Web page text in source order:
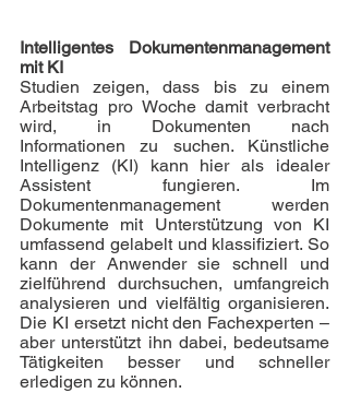
Intelligentes Dokumentenmanagement
mit KI
Studien zeigen, dass bis zu einem
Arbeitstag pro Woche damit verbracht
wird, in Dokumenten nach
Informationen zu suchen. Künstliche
Intelligenz (KI) kann hier als idealer
Assistent fungieren. Im
Dokumentenmanagement werden
Dokumente mit Unterstützung von KI
umfassend gelabelt und klassifiziert. So
kann der Anwender sie schnell und
zielführend durchsuchen, umfangreich
analysieren und vielfältig organisieren.
Die KI ersetzt nicht den Fachexperten –
aber unterstützt ihn dabei, bedeutsame
Tätigkeiten besser und schneller
erledigen zu können.